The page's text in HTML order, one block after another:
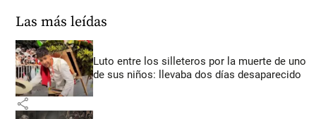
Las más leídas
Luto entre los silleteros por la muerte de uno
de sus niños: llevaba dos días desaparecido
share